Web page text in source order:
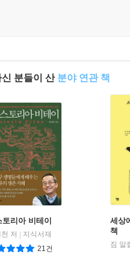
분들이 산 분야 연관 책
토리아 비테이
저
지식서재
21건
세상
책
짐 알